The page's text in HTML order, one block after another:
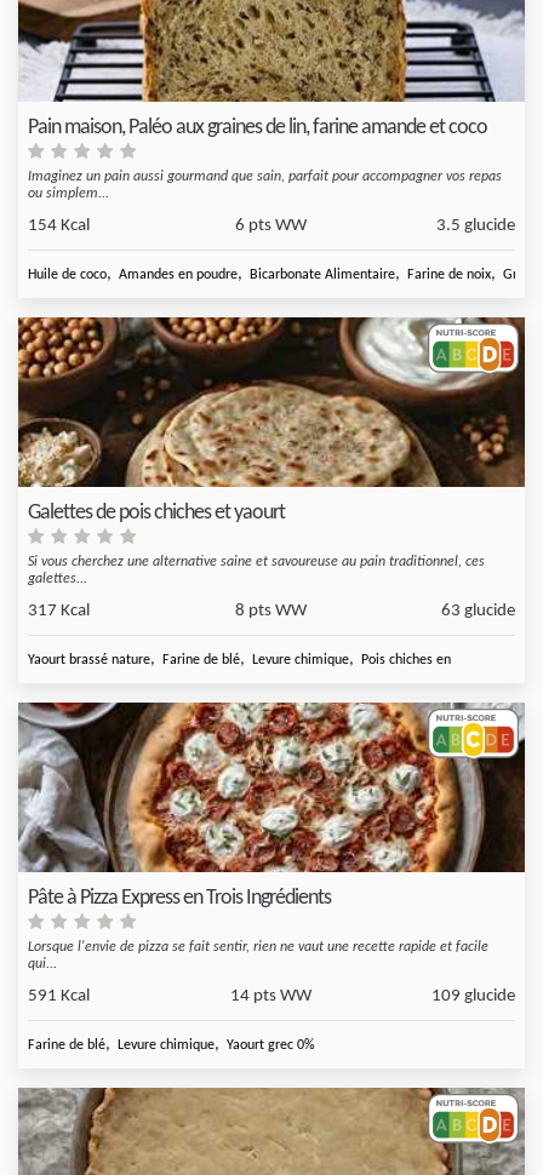
Pain maison, Paléo aux graines de lin, farine amande et coco
Imaginez un pain aussi gourmand que sain, parfait pour accompagner vos repas
ou simplem...
154 Kcal 6 pts WW 3.5 glucide
Huile de coco, Amandes en poudre, Bicarbonate Alimentaire, Farine de noix,
Galettes de pois chiches et yaourt
Si vous cherchez une alternative saine et savoureuse au pain traditionnel, ces
galettes...
317 Kcal 8 pts WW 63 glucide
Yaourt brassé nature, Farine de blé, Levure chimique, Pois chiches en
Pâte à Pizza Express en Trois Ingrédients
Lorsque l'envie de pizza se fait sentir, rien ne vaut une recette rapide et facile
qui...
591 Kcal 14 pts WW 109 glucide
Farine de blé, Levure chimique, Yaourt grec 0%